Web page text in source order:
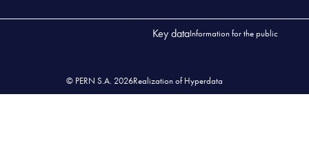
Key dataInformation for the public
© PERN S.A. 2026Realization of Hyperdata